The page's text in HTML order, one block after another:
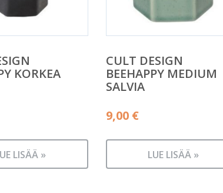
KORKEA
LISÄÄ »
CULT DESIGN
BEEHAPPY MEDIUM
SALVIA
9,00 €
LUE LISÄÄ »